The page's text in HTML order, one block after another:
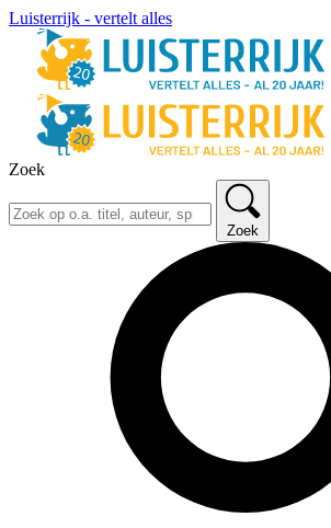
Luisterrijk - vertelt alles
Zoek
Zoek